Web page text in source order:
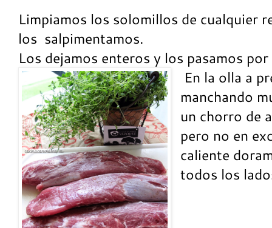
Limpiamos los solomillos de cualquier
los salpimentamos.
Los dejamos enteros y los pasamos
En la olla a
manchando
un chorro de
pero no en
caliente
todos los